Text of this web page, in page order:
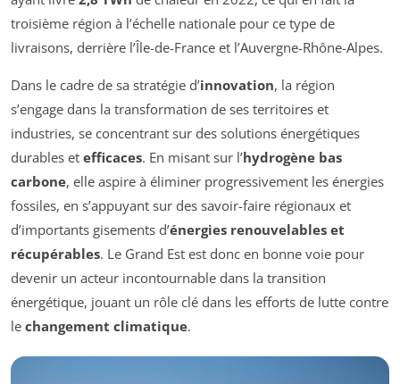
troisième région à l’échelle nationale pour ce type de
livraisons, derrière l’Île-de-France et l’Auvergne-Rhône-Alpes.
Dans le cadre de sa stratégie d’innovation, la région
s’engage dans la transformation de ses territoires et
industries, se concentrant sur des solutions énergétiques
durables et efficaces. En misant sur l’hydrogène bas
carbone, elle aspire à éliminer progressivement les énergies
fossiles, en s’appuyant sur des savoir-faire régionaux et
d’importants gisements d’énergies renouvelables et
récupérables. Le Grand Est est donc en bonne voie pour
devenir un acteur incontournable dans la transition
énergétique, jouant un rôle clé dans les efforts de lutte contre
le changement climatique.